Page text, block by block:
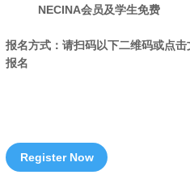
NECINA会员及学生免费
报名方式：请扫码以下二维码或点
报名
Register Now